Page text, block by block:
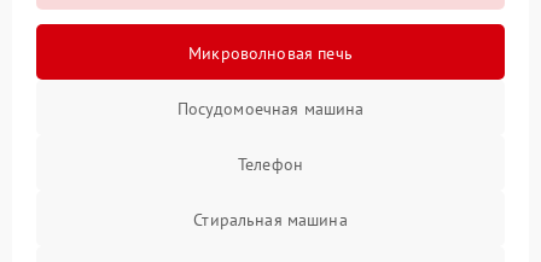
Микроволновая печь
Посудомоечная машина
Телефон
Стиральная машина